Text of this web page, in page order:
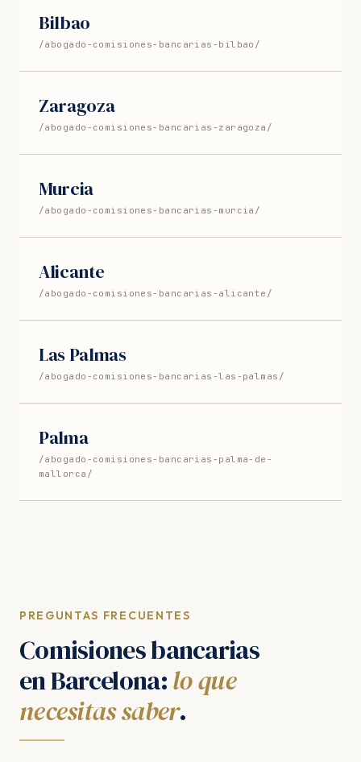
Bilbao
/abogado-comisiones-bancarias-bilbao/
Zaragoza
/abogado-comisiones-bancarias-zaragoza/
Murcia
/abogado-comisiones-bancarias-murcia/
Alicante
/abogado-comisiones-bancarias-alicante/
Las Palmas
/abogado-comisiones-bancarias-las-palmas/
Palma
/abogado-comisiones-bancarias-palma-de-
mallorca/
PREGUNTAS FRECUENTES
Comisiones bancarias
en Barcelona:lo que
necesitas saber.